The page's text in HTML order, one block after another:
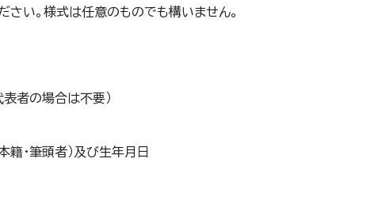
い。様式は任意のものでも構いません。
者の場合は不要）
・筆頭者）及び生年月日